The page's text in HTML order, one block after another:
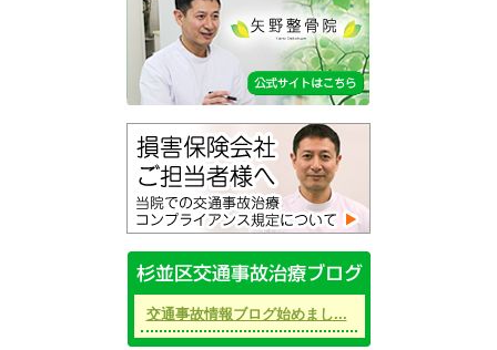
交通事故情報ブログ始めまし...